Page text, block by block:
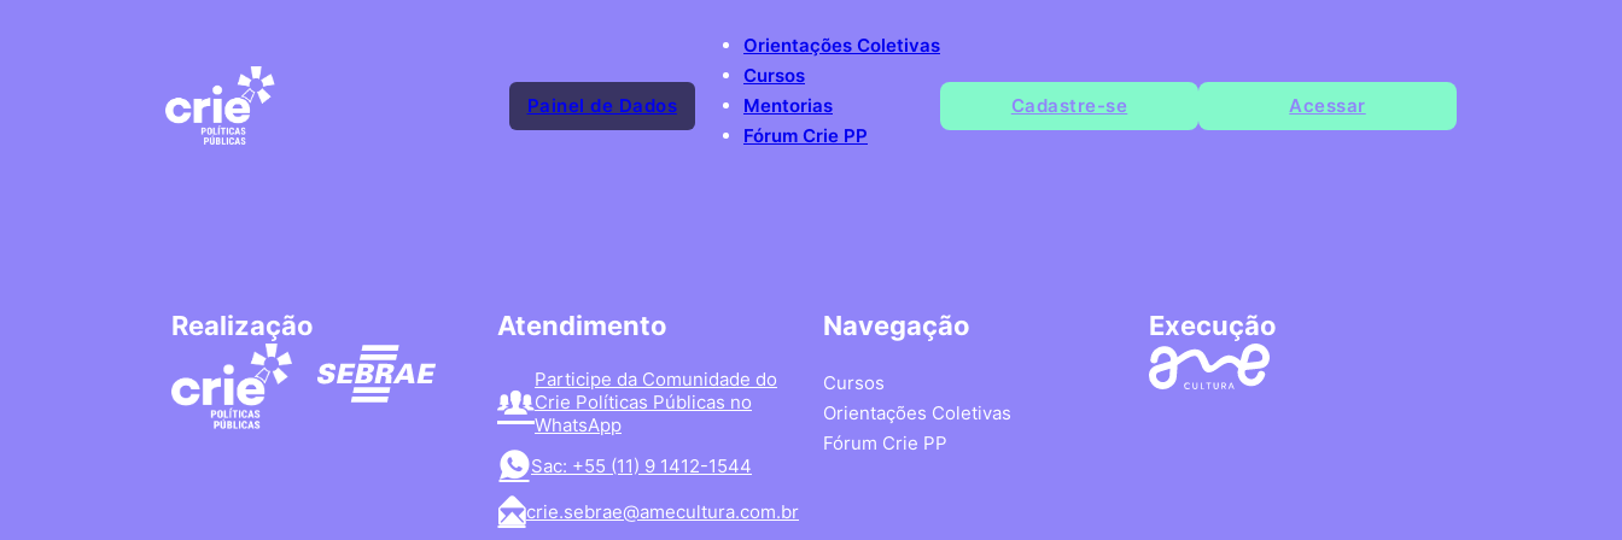
Painel de Dados
Orientações Coletivas
Cursos
Mentorias
Fórum Crie PP
Cadastre-se Acessar
Realização Atendimento
Participe da Comunidade do
Crie Políticas Públicas no
WhatsApp
Sac: +55 (11) 9 1412-1544
crie.sebrae@amecultura.com.br
Navegação
Cursos
Orientações Coletivas
Fórum Crie PP
Execução